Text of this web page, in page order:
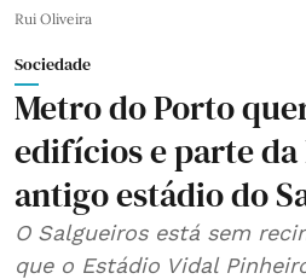
Rui Oliveira
Sociedade
Metro do Porto
edifícios e parte da
antigo estádio do
O Salgueiros está sem
que o Estádio Vidal